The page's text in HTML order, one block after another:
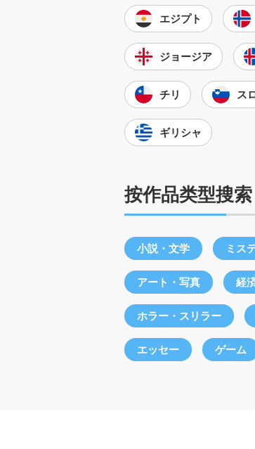
エジプト
ジョージア
チリ ス
ギリシャ
按作品类型搜索
小説・文学 ミス
アート・写真 経
ホラー・スリラー
エッセー ゲーム